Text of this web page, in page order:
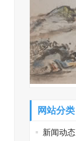
网站分类
新闻动态